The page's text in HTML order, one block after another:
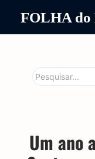
FOLHA do
Um ano